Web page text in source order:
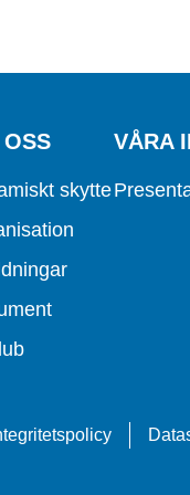
skytte
VÅRA